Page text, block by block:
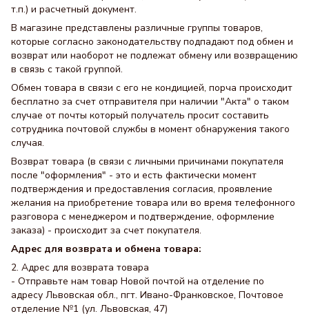
т.п.) и расчетный документ.
В магазине представлены различные группы товаров,
которые согласно законодательству подпадают под обмен и
возврат или наоборот не подлежат обмену или возвращению
в связь с такой группой.
Обмен товара в связи с его не кондицией, порча происходит
бесплатно за счет отправителя при наличии "Акта" о таком
случае от почты который получатель просит составить
сотрудника почтовой службы в момент обнаружения такого
случая.
Возврат товара (в связи с личными причинами покупателя
после "оформления" - это и есть фактически момент
подтверждения и предоставления согласия, проявление
желания на приобретение товара или во время телефонного
разговора с менеджером и подтверждение, оформление
заказа) - происходит за счет покупателя.
Адрес для возврата и обмена товара:
2. Адрес для возврата товара
- Отправьте нам товар Новой почтой на отделение по
адресу Львовская обл., пгт. Ивано-Франковское, Почтовое
отделение №1 (ул. Львовская, 47)